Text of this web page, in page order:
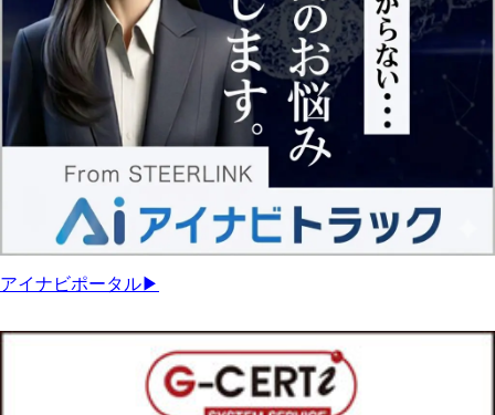
アイナビポータル▶